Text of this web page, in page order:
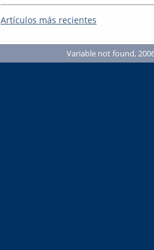
Artículos más recientes
Variable not found,